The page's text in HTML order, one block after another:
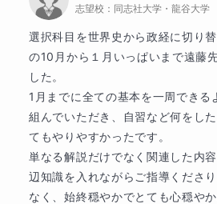
【教育業界に入ったきっかけ】
教育業界を志そうと強く思った
代にアルバイトでしていた家庭教
勉強が苦手だったり、嫌いだっ
も、あきらめずひとつひとつじ
そうしているうちに、担当して
った問題が少しずつできるよう
【授業内容・分野オーダー可能】
授業で特に習いたい分野があれ
いただくか、事前にチャットに
ださい。
ピンポイントでの対策授業によ
的な実力強化が可能となります。
授業内容オーダーは追加料金無
志望校： 同志社大学・龍谷大学
選択科目を世界史から政経に切り
の10月から１月いっぱいまで遠藤
した。
1月までに全ての基本を一周できる
組んでいただき、自習など何をし
てもやりやすかったです。
単なる解説だけでなく関連した内
辺知識を入れながらご指導くださ
なく、始終穏やかでとても心穏や